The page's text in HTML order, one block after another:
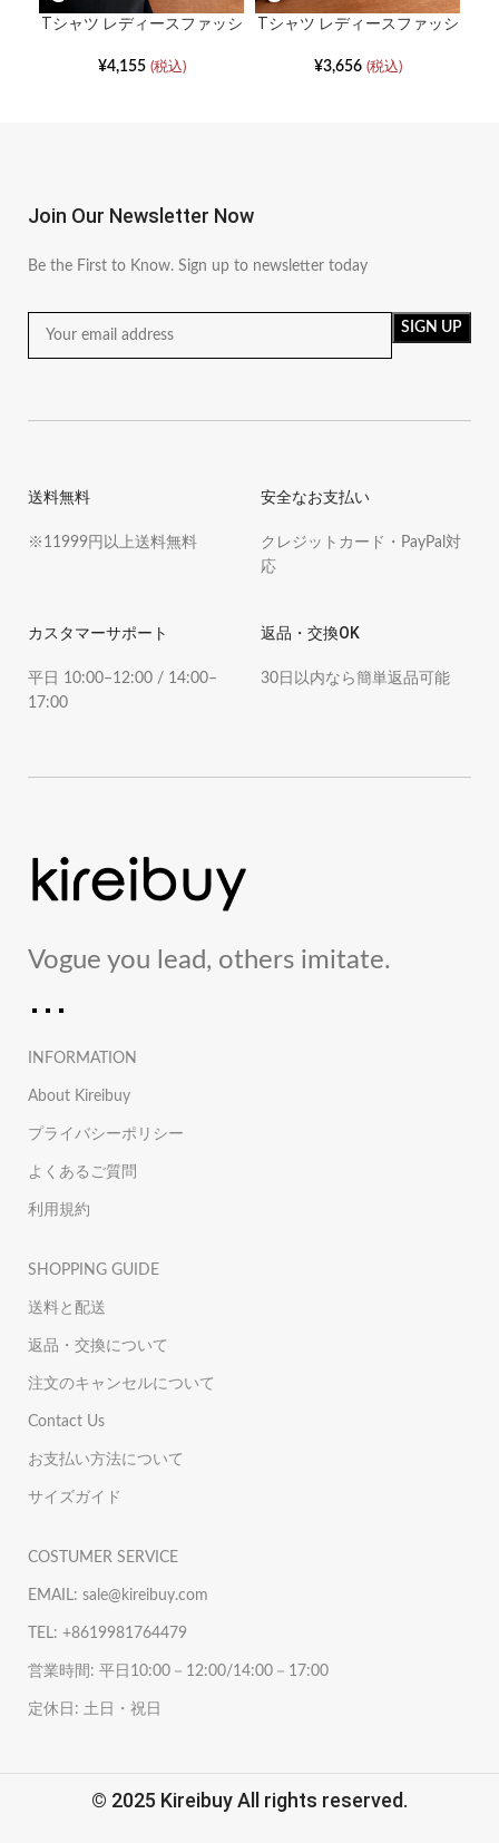
Tシャツ レディースファッシ
ウエストボトムトップス
¥4,155 (税込)
Tシャツ レディースファッシ
シャツ
¥3,656 (税込)
Join Our Newsletter Now
Be the First to Know. Sign up to newsletter today
送料無料
※11999円以上送料無料
安全なお支払い
クレジットカード・PayPal対
応
カスタマーサポート
平日 10:00–12:00 / 14:00–
17:00
返品・交換OK
30日以内なら簡単返品可能
Vogue you lead, others imitate.
INFORMATION
About Kireibuy
プライバシーポリシー
よくあるご質問
利用規約
SHOPPING GUIDE
送料と配送
返品・交換について
注文のキャンセルについて
Contact Us
お支払い方法について
サイズガイド
COSTUMER SERVICE
EMAIL: sale@kireibuy.com
TEL: +8619981764479
営業時間: 平日10:00－12:00/14:00－17:00
定休日: 土日・祝日
© 2025 Kireibuy All rights reserved.